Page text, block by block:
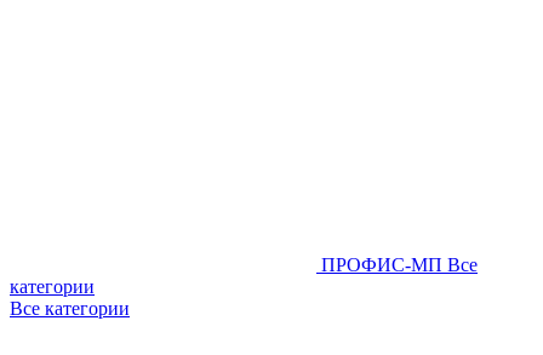
ПРОФИС-МП Все
категории
Все категории